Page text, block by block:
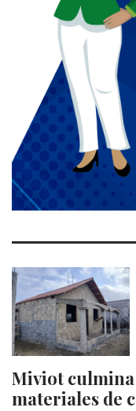
Miviot
materiales de